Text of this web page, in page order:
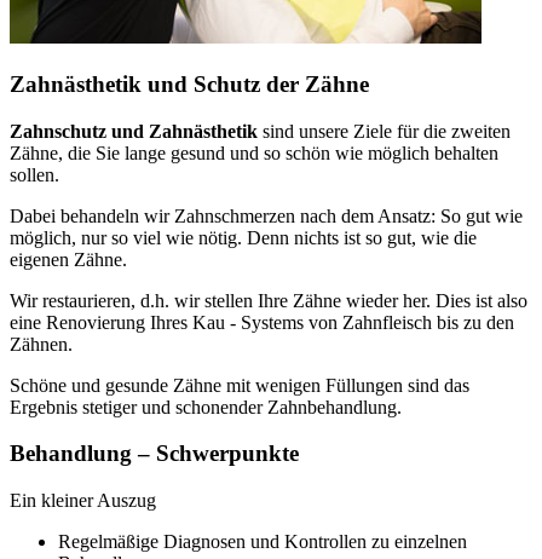
Zahnästhetik und Schutz der Zähne
Zahnschutz und Zahnästhetik sind unsere Ziele für die zweiten
Zähne, die Sie lange gesund und so schön wie möglich behalten
sollen.
Dabei behandeln wir Zahnschmerzen nach dem Ansatz: So gut wie
möglich, nur so viel wie nötig. Denn nichts ist so gut, wie die
eigenen Zähne.
Wir restaurieren, d.h. wir stellen Ihre Zähne wieder her. Dies ist also
eine Renovierung Ihres Kau - Systems von Zahnfleisch bis zu den
Zähnen.
Schöne und gesunde Zähne mit wenigen Füllungen sind das
Ergebnis stetiger und schonender Zahnbehandlung.
Behandlung – Schwerpunkte
Ein kleiner Auszug
Regelmäßige Diagnosen und Kontrollen zu einzelnen